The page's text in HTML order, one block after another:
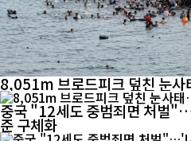
8,051m 브로드피크 덮친 눈
중국 "12세도 중범죄면 처벌
준 구체화